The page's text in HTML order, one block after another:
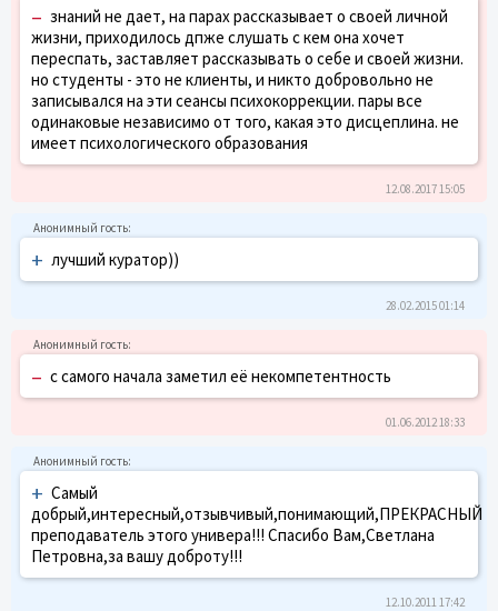
– знаний не дает, на парах рассказывает о своей личной
жизни, приходилось дпже слушать с кем она хочет
переспать, заставляет рассказывать о себе и своей жизни.
но студенты - это не клиенты, и никто добровольно не
записывался на эти сеансы психокоррекции. пары все
одинаковые независимо от того, какая это дисцеплина. не
имеет психологического образования
12.08.2017 15:05
+ лучший куратор))
28.02.2015 01:14
– с самого начала заметил её некомпетентность
01.06.2012 18:33
+ Самый
добрый,интересный,отзывчивый,понимающий,ПРЕКРАСНЫЙ
преподаватель этого универа!!! Спасибо Вам,Светлана
Петровна,за вашу доброту!!!
12.10.2011 17:42